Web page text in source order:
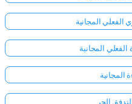
سجّل
الدخول
هنا!
الدعم:
الفعلي المجانية
المجانية
المجانية
الحر